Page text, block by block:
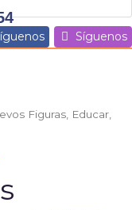
Síguenos
Figuras, Educar,